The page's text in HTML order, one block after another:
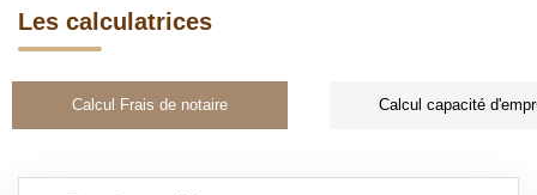
Les calculatrices
Calcul Frais de notaire Calcul capacité